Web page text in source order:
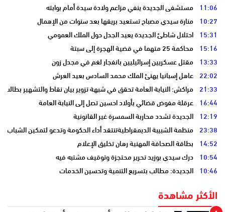
11:06 مستشفى الجديدة ينفي مزاعم ولادة سيدة أمام بوابته
10:27 منارة سيدي مصباح تستعيد بريقها بعد سنوات من الإهمال
15:31 احتلال شاطئ الجديدة يعيد الجدل حول الملك العمومي
15:16 محاكمة 25 متهما في قضية الهجرة إلى سبتة
13:33 مقتل عسكريين إسرائيليين بانفجار لغم في مجدل زون
22:02 عاهل إسبانيا يهنئ الملك محمد السادس بعيد العرش
21:33 مراكش: النيابة العامة تحقق في شبهة تزوير بيان نقاط والتشهير بطالب
16:44 عرقلة مفوض قضائي بأولاد احسين تصل إلى النيابة العامة
12:19 الجديدة تشدد محاربة السمسرة غير القانونية
23:38 منظمة الشبيبة الديمقراطيةتنتقد أداء الحكومة وتدعو لتمكين الشباب
14:52 بطاقة الصحافة المهنية رهان تخليق الإعلام
10:54 درك سيدي بوزيد تحرير محتجزة وتوقيف مشتبه فيه
10:46 الجديدة: مطالب بتسريع التنمية وتحسين الخدمات
الأكثر مشاهدة